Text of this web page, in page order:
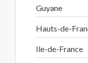
Guyane
Hauts-de-
Ile-de-France